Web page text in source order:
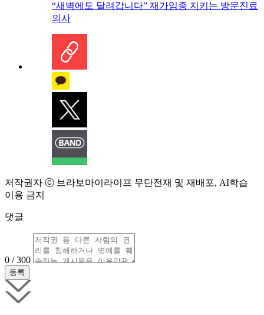
“새벽에도 달려갑니다” 재가임종 지키는 방문진료
의사
저작권자 ⓒ 브라보마이라이프 무단전재 및 재배포, AI학습
이용 금지
댓글
0 / 300